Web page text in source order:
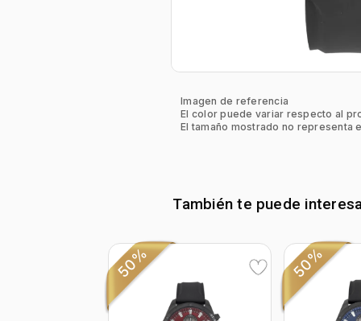
Imagen de referencia
El color puede variar respecto al
El tamaño mostrado no representa
También te puede
50% 50%